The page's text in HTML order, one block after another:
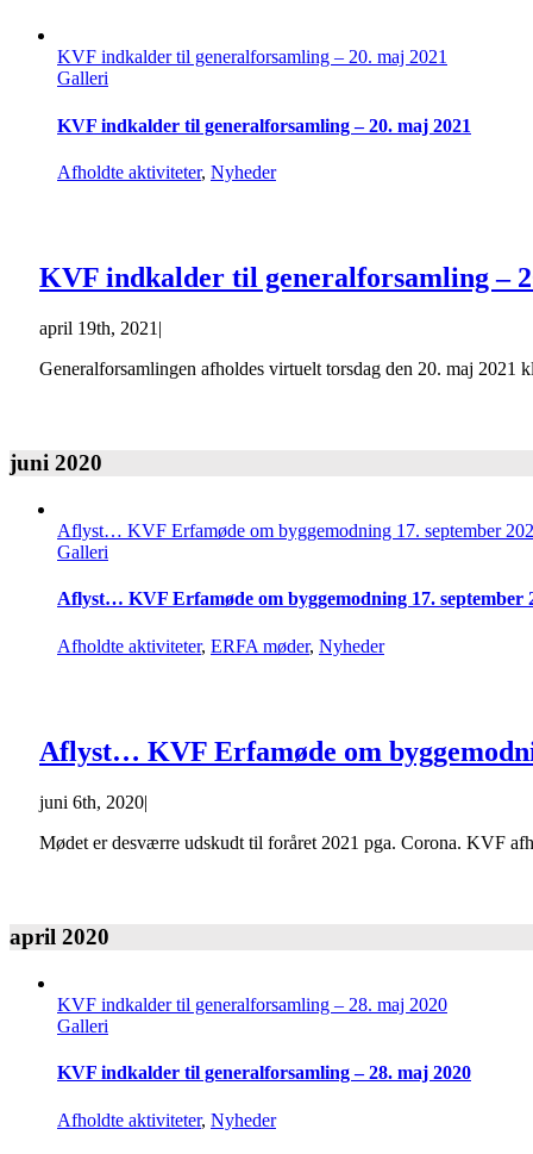
KVF indkalder til generalforsamling – 20. maj 2021
Galleri
KVF indkalder til generalforsamling – 20. maj 2021
Afholdte aktiviteter, Nyheder
KVF indkalder til generalforsamling –
april 19th, 2021 |
Generalforsamlingen afholdes virtuelt torsdag den 20. maj
juni 2020
Aflyst… KVF Erfamøde om byggemodning 17. september
Galleri
Aflyst… KVF Erfamøde om byggemodning 17. september
Afholdte aktiviteter, ERFA møder, Nyheder
Aflyst… KVF Erfamøde om
juni 6th, 2020|
Mødet er desværre udskudt til foråret 2021 pga. Corona. KVF
april 2020
KVF indkalder til generalforsamling – 28. maj 2020
Galleri
KVF indkalder til generalforsamling – 28. maj 2020
Afholdte aktiviteter, Nyheder